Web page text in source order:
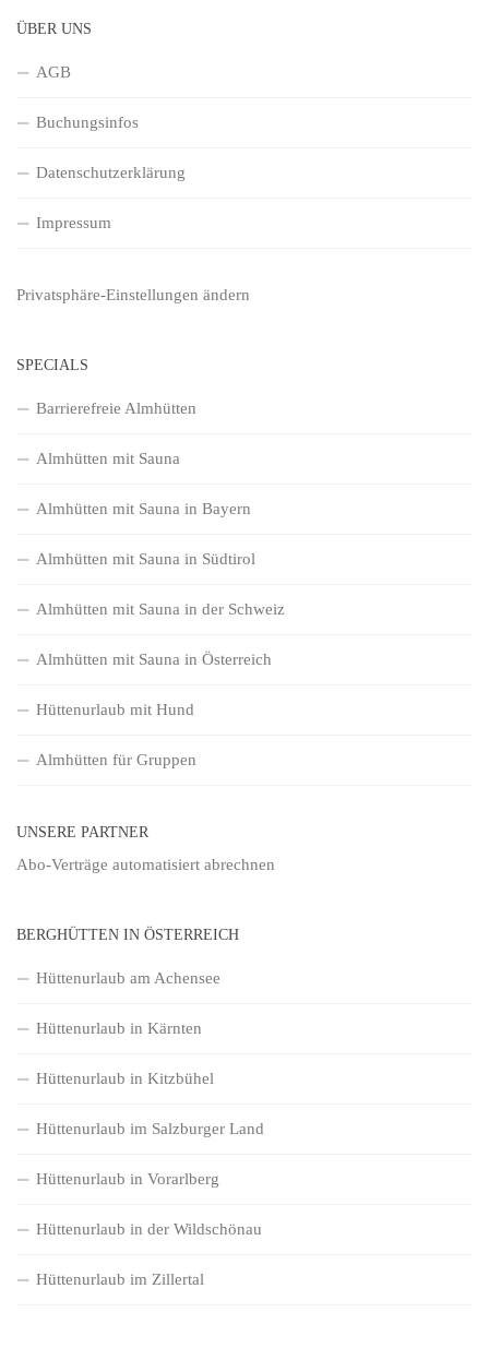
ÜBER UNS
AGB
Buchungsinfos
Datenschutzerklärung
Impressum
Privatsphäre-Einstellungen ändern
SPECIALS
Barrierefreie Almhütten
Almhütten mit Sauna
Almhütten mit Sauna in Bayern
Almhütten mit Sauna in Südtirol
Almhütten mit Sauna in der Schweiz
Almhütten mit Sauna in Österreich
Hüttenurlaub mit Hund
Almhütten für Gruppen
UNSERE PARTNER
Abo-Verträge automatisiert abrechnen
BERGHÜTTEN IN ÖSTERREICH
Hüttenurlaub am Achensee
Hüttenurlaub in Kärnten
Hüttenurlaub in Kitzbühel
Hüttenurlaub im Salzburger Land
Hüttenurlaub in Vorarlberg
Hüttenurlaub in der Wildschönau
Hüttenurlaub im Zillertal